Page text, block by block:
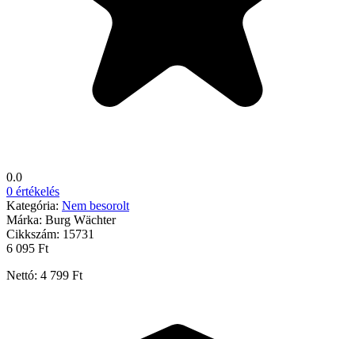
0.0
0 értékelés
Kategória: Nem besorolt
Márka: Burg Wächter
Cikkszám: 15731
6 095 Ft
Nettó: 4 799 Ft